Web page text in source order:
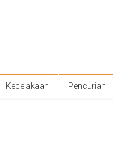
Kecelakaan Pencurian